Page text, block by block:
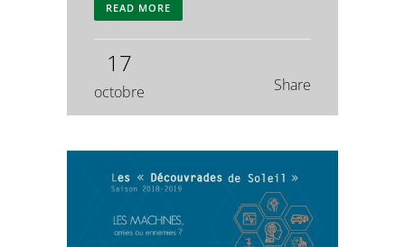
READ MORE
17
octobre Share